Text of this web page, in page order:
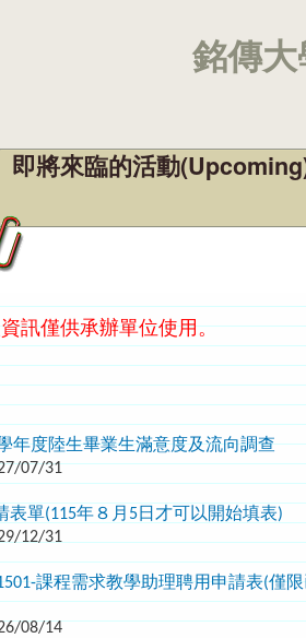
銘傳
即將來臨的活動
訊僅供承辦單位使用。
年度陸生畢業生滿意度及流向調查
07/31
表單(115年８月5日才可以開始填表)
12/31
課程需求教學助理聘用申請表(僅
08/14